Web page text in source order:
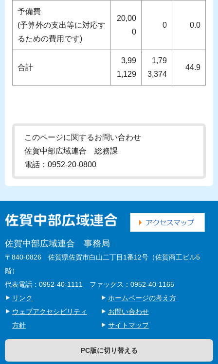
予備費
(予算外の支出等に対応す
るための費用です)
20,00
0
0 0.0
合計
3,99
1,129
1,79
3,374
44.9
このページに関するお問い合わせ
佐賀中部広域連合 総務課
電話：0952-20-0800
佐賀中部広域連合 事務局
〒840-0826 佐賀県佐賀市白山二丁目1番12号（佐賀商工ビル5
階）
代表電話：0952-40-1111 ファックス：0952-40-1165
リンク
ホームページの考え方
ウェブアクセシビリティ
方針
お問い合わせ
サイトマップ
PC版に切り替える